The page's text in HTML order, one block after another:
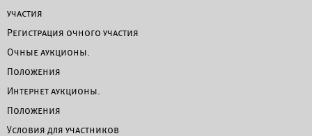
участия
Регистрация очного участия
Очные аукционы.
Положения
Интернет аукционы.
Положения
Условия для участников